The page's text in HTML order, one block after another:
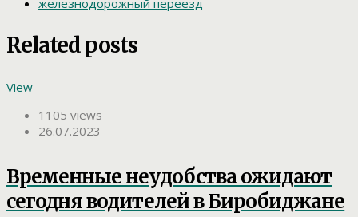
Related posts
View
1105 views
26.07.2023
Временные неудобства ожидают
сегодня водителей в Биробиджане